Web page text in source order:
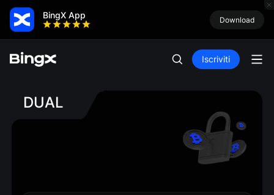
BingX App Download
Iscriviti
DUAL